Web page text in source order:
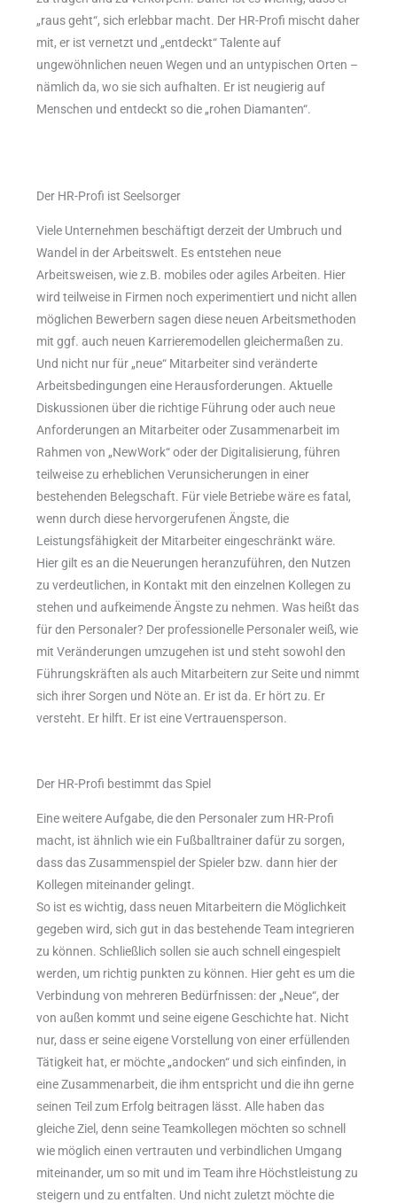
„raus geht“, sich erlebbar macht. Der HR-Profi mischt daher
mit, er ist vernetzt und „entdeckt“ Talente auf
ungewöhnlichen neuen Wegen und an untypischen Orten –
nämlich da, wo sie sich aufhalten. Er ist neugierig auf
Menschen und entdeckt so die „rohen Diamanten“.
Der HR-Profi ist Seelsorger
Viele Unternehmen beschäftigt derzeit der Umbruch und
Wandel in der Arbeitswelt. Es entstehen neue
Arbeitsweisen, wie z.B. mobiles oder agiles Arbeiten. Hier
wird teilweise in Firmen noch experimentiert und nicht allen
möglichen Bewerbern sagen diese neuen Arbeitsmethoden
mit ggf. auch neuen Karrieremodellen gleichermaßen zu.
Und nicht nur für „neue“ Mitarbeiter sind veränderte
Arbeitsbedingungen eine Herausforderungen. Aktuelle
Diskussionen über die richtige Führung oder auch neue
Anforderungen an Mitarbeiter oder Zusammenarbeit im
Rahmen von „NewWork“ oder der Digitalisierung, führen
teilweise zu erheblichen Verunsicherungen in einer
bestehenden Belegschaft. Für viele Betriebe wäre es fatal,
wenn durch diese hervorgerufenen Ängste, die
Leistungsfähigkeit der Mitarbeiter eingeschränkt wäre.
Hier gilt es an die Neuerungen heranzuführen, den Nutzen
zu verdeutlichen, in Kontakt mit den einzelnen Kollegen zu
stehen und aufkeimende Ängste zu nehmen. Was heißt das
für den Personaler? Der professionelle Personaler weiß, wie
mit Veränderungen umzugehen ist und steht sowohl den
Führungskräften als auch Mitarbeitern zur Seite und nimmt
sich ihrer Sorgen und Nöte an. Er ist da. Er hört zu. Er
versteht. Er hilft. Er ist eine Vertrauensperson.
Der HR-Profi bestimmt das Spiel
Eine weitere Aufgabe, die den Personaler zum HR-Profi
macht, ist ähnlich wie ein Fußballtrainer dafür zu sorgen,
dass das Zusammenspiel der Spieler bzw. dann hier der
Kollegen miteinander gelingt.
So ist es wichtig, dass neuen Mitarbeitern die Möglichkeit
gegeben wird, sich gut in das bestehende Team integrieren
zu können. Schließlich sollen sie auch schnell eingespielt
werden, um richtig punkten zu können. Hier geht es um die
Verbindung von mehreren Bedürfnissen: der „Neue“, der
von außen kommt und seine eigene Geschichte hat. Nicht
nur, dass er seine eigene Vorstellung von einer erfüllenden
Tätigkeit hat, er möchte „andocken“ und sich einfinden, in
eine Zusammenarbeit, die ihm entspricht und die ihn gerne
seinen Teil zum Erfolg beitragen lässt. Alle haben das
gleiche Ziel, denn seine Teamkollegen möchten so schnell
wie möglich einen vertrauten und verbindlichen Umgang
miteinander, um so mit und im Team ihre Höchstleistung zu
steigern und zu entfalten. Und nicht zuletzt möchte die